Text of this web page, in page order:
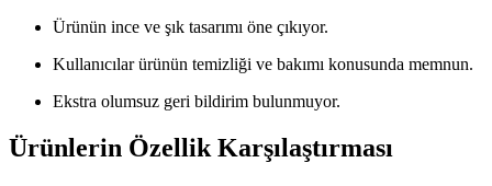
Ürünün ince ve şık tasarımı öne çıkıyor.
Kullanıcılar ürünün temizliği ve bakımı konusunda memnun.
Ekstra olumsuz geri bildirim bulunmuyor.
Ürünlerin Özellik Karşılaştırması